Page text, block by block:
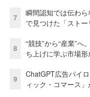
7
瞬間認知では伝わ
で見つけた「ストー
8
“競技”から“産業”
ち上げに学ぶ市場
9
ChatGPT広告パイ
ィック・コマース